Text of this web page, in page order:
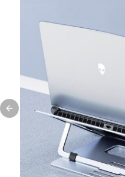
Previous slide